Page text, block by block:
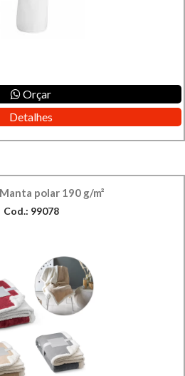
Orçar
Detalhes
polar 190 g/m²
Cod.: 99078